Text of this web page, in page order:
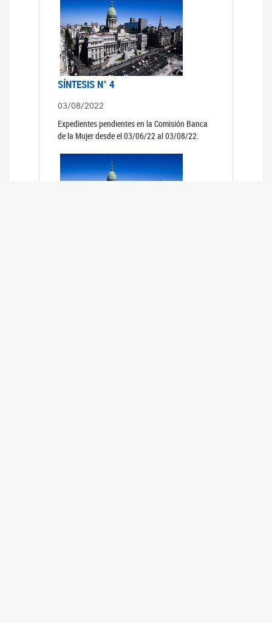
SÍNTESIS N° 4
03/08/2022
Expedientes pendientes en la Comisión Banca
de la Mujer desde el 03/06/22 al 03/08/22.